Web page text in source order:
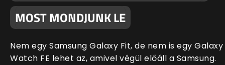
MOST MONDJUNK LE
Nem egy Samsung Galaxy Fit, de nem is egy Galaxy
Watch FE lehet az, amivel végül előáll a Samsung.